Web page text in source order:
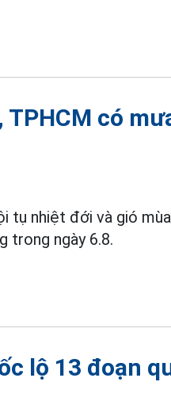
có
tụ nhiệt đới và gió
trong ngày 6.8.
lộ 13 đoạn